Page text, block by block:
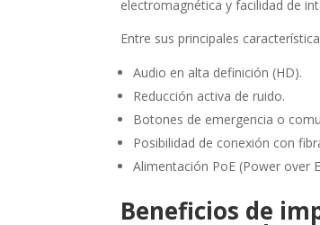
electromagnética y facilidad de
Entre sus principales
Audio en alta definición (HD).
Reducción activa de ruido.
Botones de emergencia o
Posibilidad de conexión con
Alimentación PoE (Power over
Beneficios de